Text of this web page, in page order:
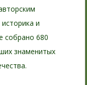
и
собрано 680
знаменитых